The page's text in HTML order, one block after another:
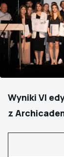
Wyniki VI
z